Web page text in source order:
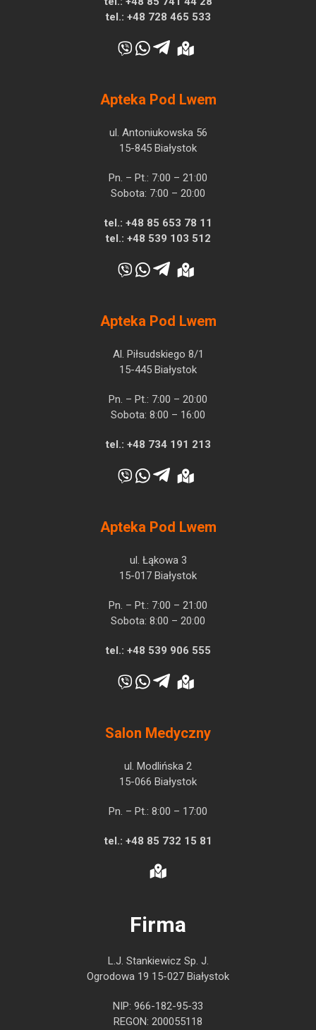
tel.: +48 728 465 533
Apteka Pod Lwem
ul. Antoniukowska 56
15-845 Białystok
Pn. – Pt.: 7:00 – 21:00
Sobota: 7:00 – 20:00
tel.: +48 85 653 78 11
tel.: +48 539 103 512
Apteka Pod Lwem
Al. Piłsudskiego 8/1
15-445 Białystok
Pn. – Pt.: 7:00 – 20:00
Sobota: 8:00 – 16:00
tel.: +48 734 191 213
Apteka Pod Lwem
ul. Łąkowa 3
15-017 Białystok
Pn. – Pt.: 7:00 – 21:00
Sobota: 8:00 – 20:00
tel.: +48 539 906 555
Salon Medyczny
ul. Modlińska 2
15-066 Białystok
Pn. – Pt.: 8:00 – 17:00
tel.: +48 85 732 15 81
Firma
L.J. Stankiewicz Sp. J.
Ogrodowa 19 15-027 Białystok
NIP: 966-182-95-33
REGON: 200055118